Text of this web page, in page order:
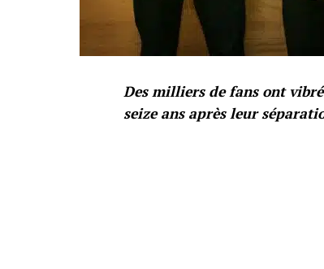
Des milliers de fans ont
seize ans après leur